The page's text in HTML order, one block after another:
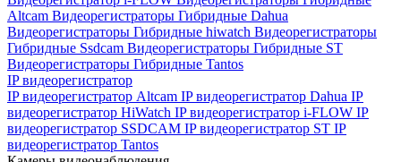
Altcam Видеорегистраторы Гибридные Dahua
Видеорегистраторы Гибридные hiwatch Видеорегистраторы
Гибридные Ssdcam Видеорегистраторы Гибридные ST
Видеорегистраторы Гибридные Tantos
IP видеорегистратор
IP видеорегистратор Altcam IP видеорегистратор Dahua IP
видеорегистратор HiWatch IP видеорегистратор i-FLOW IP
видеорегистратор SSDCAM IP видеорегистратор ST IP
видеорегистратор Tantos